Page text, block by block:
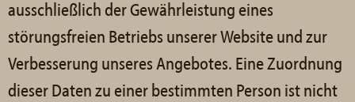
ausschließlich der Gewährleistung eines
störungsfreien Betriebs unserer Website und zur
Verbesserung unseres Angebotes. Eine Zuordnung
dieser Daten zu einer bestimmten Person ist nicht